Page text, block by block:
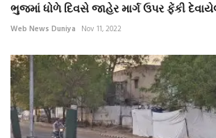
ભુજમાં ધોળે દિવસે જાહેર માર્ગ ઉપર ફેંકી
Web News Duniya Nov 11, 2022